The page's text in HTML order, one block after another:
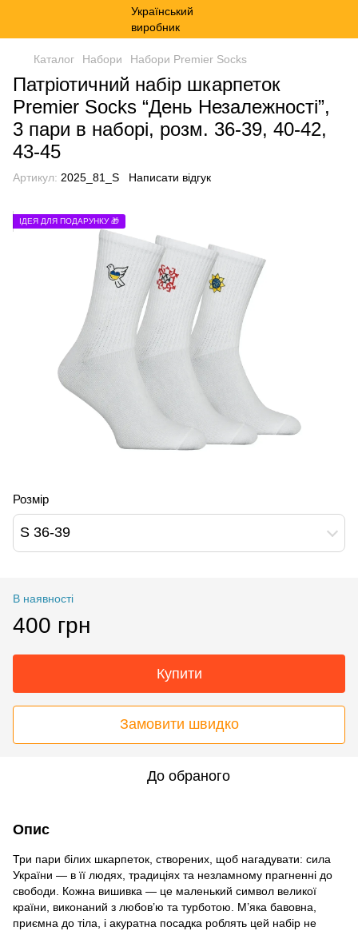
Каталог Набори Набори Premier Socks
Патріотичний набір шкарпеток
Premier Socks “День Незалежності”,
3 пари в наборі, розм. 36-39, 40-42,
43-45
Артикул: 2025_81_S Написати відгук
ІДЕЯ ДЛЯ ПОДАРУНКУ 🎁
Розмір
S 36-39
В наявності
400 грн
Купити
Замовити швидко
До обраного
Опис
Три пари білих шкарпеток, створених, щоб нагадувати: сила
України — в її людях, традиціях та незламному прагненні до
свободи. Кожна вишивка — це маленький символ великої
країни, виконаний з любов’ю та турботою. М’яка бавовна,
приємна до тіла, і акуратна посадка роблять цей набір не